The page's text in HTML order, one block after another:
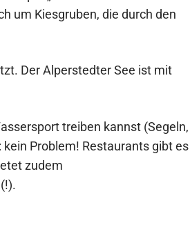
um Kiesgruben, die durch den
Der Alperstedter See ist mit
treiben kannst (Segeln,
Problem! Restaurants gibt es
zudem